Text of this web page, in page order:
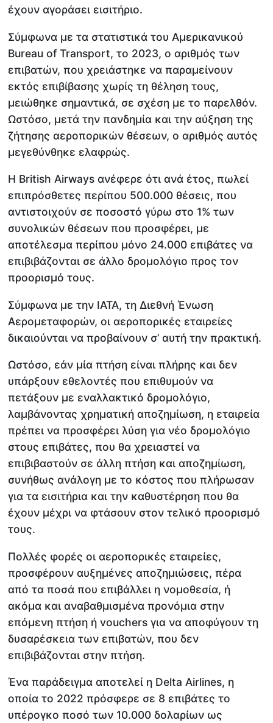
έχουν αγοράσει εισιτήριο.
Σύμφωνα με τα στατιστικά του Αμερικανικού
Bureau of Transport, το 2023, ο αριθμός των
επιβατών, που χρειάστηκε να παραμείνουν
εκτός επιβίβασης χωρίς τη θέληση τους,
μειώθηκε σημαντικά, σε σχέση με το παρελθόν.
Ωστόσο, μετά την πανδημία και την αύξηση της
ζήτησης αεροπορικών θέσεων, ο αριθμός αυτός
μεγεθύνθηκε ελαφρώς.
Η British Airways ανέφερε ότι ανά έτος, πωλεί
επιπρόσθετες περίπου 500.000 θέσεις, που
αντιστοιχούν σε ποσοστό γύρω στο 1% των
συνολικών θέσεων που προσφέρει, με
αποτέλεσμα περίπου μόνο 24.000 επιβάτες να
επιβιβάζονται σε άλλο δρομολόγιο προς τον
προορισμό τους.
Σύμφωνα με την IATA, τη Διεθνή Ένωση
Αερομεταφορών, οι αεροπορικές εταιρείες
δικαιούνται να προβαίνουν σ’ αυτή την πρακτική.
Ωστόσο, εάν μία πτήση είναι πλήρης και δεν
υπάρξουν εθελοντές που επιθυμούν να
πετάξουν με εναλλακτικό δρομολόγιο,
λαμβάνοντας χρηματική αποζημίωση, η εταιρεία
πρέπει να προσφέρει λύση για νέο δρομολόγιο
στους επιβάτες, που θα χρειαστεί να
επιβιβαστούν σε άλλη πτήση και αποζημίωση,
συνήθως ανάλογη με το κόστος που πλήρωσαν
για τα εισιτήρια και την καθυστέρηση που θα
έχουν μέχρι να φτάσουν στον τελικό προορισμό
τους.
Πολλές φορές οι αεροπορικές εταιρείες,
προσφέρουν αυξημένες αποζημιώσεις, πέρα
από τα ποσά που επιβάλλει η νομοθεσία, ή
ακόμα και αναβαθμισμένα προνόμια στην
επόμενη πτήση ή vouchers για να αποφύγουν τη
δυσαρέσκεια των επιβατών, που δεν
επιβιβάζονται στην πτήση.
Ένα παράδειγμα αποτελεί η Delta Airlines, η
οποία το 2022 πρόσφερε σε 8 επιβάτες το
υπέρογκο ποσό των 10.000 δολαρίων ως